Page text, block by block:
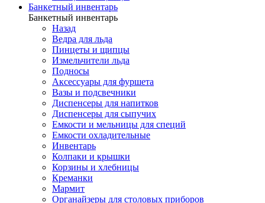
Банкетный инвентарь
Банкетный инвентарь
Назад
Ведра для льда
Пинцеты и щипцы
Измельчители льда
Подносы
Аксессуары для фуршета
Вазы и подсвечники
Диспенсеры для напитков
Диспенсеры для сыпучих
Емкости и мельницы для специй
Емкости охладительные
Инвентарь
Колпаки и крышки
Корзины и хлебницы
Креманки
Мармит
Органайзеры для столовых приборов